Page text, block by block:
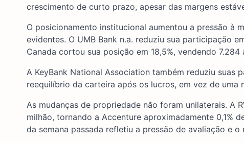
crescimento de curto prazo, apesar das margens
O posicionamento institucional aumentou a pressão à
evidentes. O UMB Bank n.a. reduziu sua participação
Canada cortou sua posição em 18,5%, vendendo 7.284
A KeyBank National Association também reduziu suas
reequilíbrio da carteira após os lucros, em vez de uma
As mudanças de propriedade não foram unilaterais. A
milhão, tornando a Accenture aproximadamente 0,1%
da semana passada refletiu a pressão de avaliação e